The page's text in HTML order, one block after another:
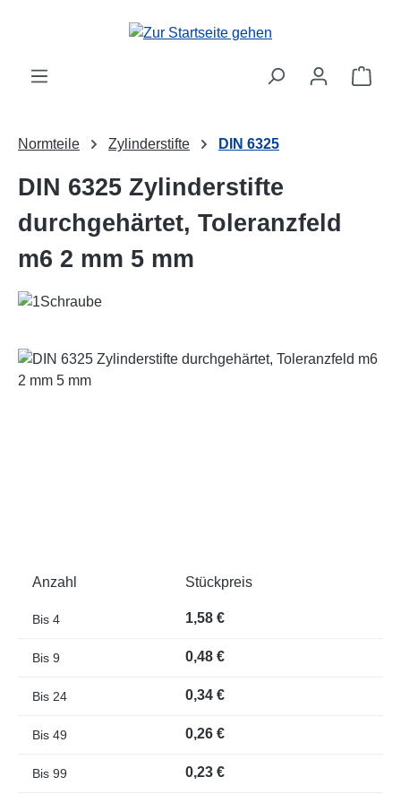
Zum Hauptinhalt springen
Normteile Zylinderstifte DIN 6325
DIN 6325 Zylinderstifte
durchgehärtet, Toleranzfeld
m6 2 mm 5 mm
Bildergalerie überspringen
Anzahl Stückpreis
Bis 4 1,58 €
Bis 9 0,48 €
Bis 24 0,34 €
Bis 49 0,26 €
Bis 99 0,23 €